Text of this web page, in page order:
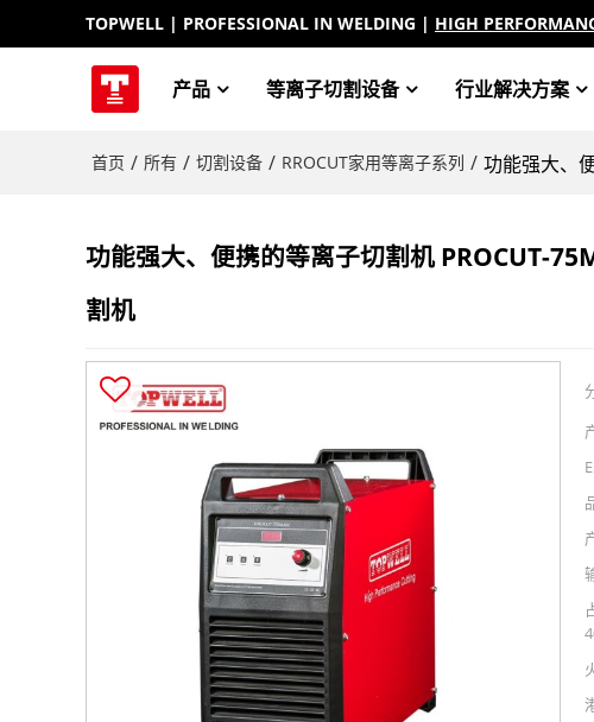
TOPWELL | PROFESSIONAL IN WELDING | HIGH
产品 等离子切割设备 行业解决方案
首页 / 所有 / 切割设备 / RROCUT家用等离子系列 / 功能强大、
功能强大、便携的等离子切割机 PROCUT-
割机